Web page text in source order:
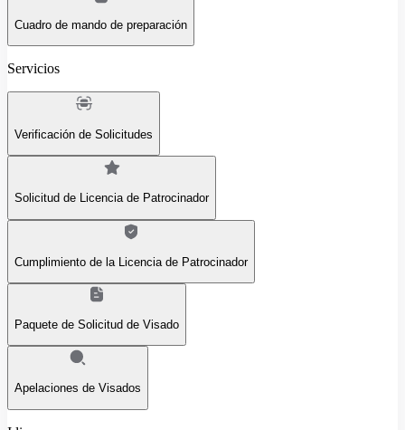
Cuadro de mando de preparación
Servicios
Verificación de Solicitudes
Solicitud de Licencia de Patrocinador
Cumplimiento de la Licencia de Patrocinador
Paquete de Solicitud de Visado
Apelaciones de Visados